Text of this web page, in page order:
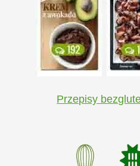
Przepisy